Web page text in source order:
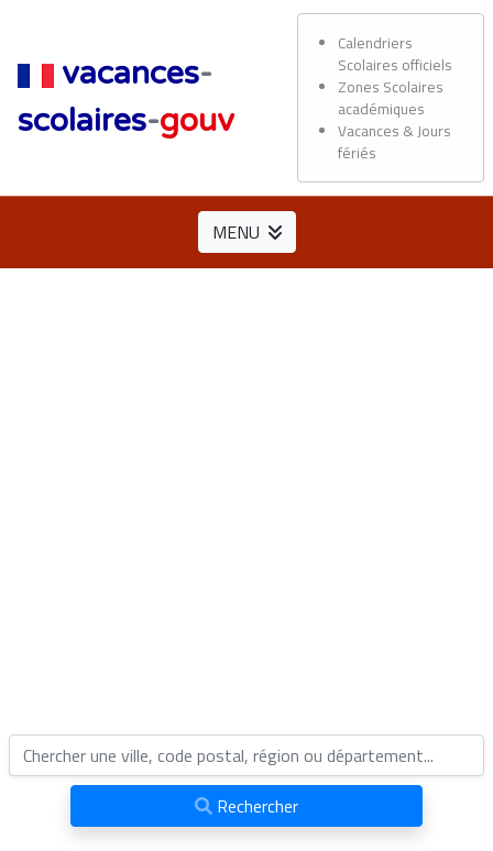
vacances-
scolaires-gouv
Calendriers
Scolaires officiels
Zones Scolaires
académiques
Vacances & Jours
fériés
MENU
Rechercher